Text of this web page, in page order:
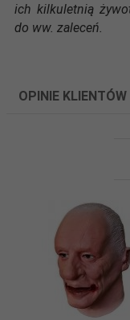
ich kilkuletnią
do ww. zaleceń.
OPINIE KLIENTÓW